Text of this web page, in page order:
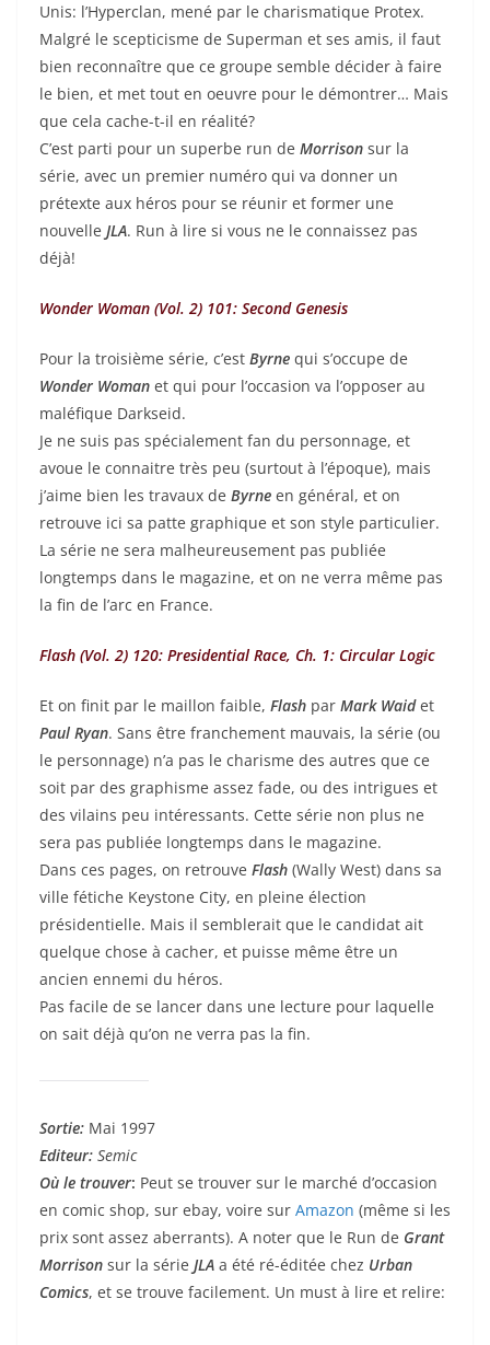
Unis: l’Hyperclan, mené par le charismatique Protex.
Malgré le scepticisme de Superman et ses amis, il faut
bien reconnaître que ce groupe semble décider à faire
le bien, et met tout en oeuvre pour le démontrer… Mais
que cela cache-t-il en réalité?
C’est parti pour un superbe run de Morrison sur la
série, avec un premier numéro qui va donner un
prétexte aux héros pour se réunir et former une
nouvelle JLA. Run à lire si vous ne le connaissez pas
déjà!
Wonder Woman (Vol. 2) 101: Second Genesis
Pour la troisième série, c’est Byrne qui s’occupe de
Wonder Woman et qui pour l’occasion va l’opposer au
maléfique Darkseid.
Je ne suis pas spécialement fan du personnage, et
avoue le connaitre très peu (surtout à l’époque), mais
j’aime bien les travaux de Byrne en général, et on
retrouve ici sa patte graphique et son style particulier.
La série ne sera malheureusement pas publiée
longtemps dans le magazine, et on ne verra même pas
la fin de l’arc en France.
Flash (Vol. 2) 120: Presidential Race, Ch. 1: Circular Logic
Et on finit par le maillon faible, Flash par Mark Waidet
Paul Ryan. Sans être franchement mauvais, la série (ou
le personnage) n’a pas le charisme des autres que ce
soit par des graphisme assez fade, ou des intrigues et
des vilains peu intéressants. Cette série non plus ne
sera pas publiée longtemps dans le magazine.
Dans ces pages, on retrouve Flash (Wally West) dans sa
ville fétiche Keystone City, en pleine élection
présidentielle. Mais il semblerait que le candidat ait
quelque chose à cacher, et puisse même être un
ancien ennemi du héros.
Pas facile de se lancer dans une lecture pour laquelle
on sait déjà qu’on ne verra pas la fin.
Sortie: Mai 1997
Editeur: Semic
Où le trouver: Peut se trouver sur le marché d’occasion
en comic shop, sur ebay, voire sur Amazon (même si les
prix sont assez aberrants). A noter que le Run de Grant
Morrison sur la série JLA a été ré-éditée chez Urban
Comics, et se trouve facilement. Un must à lire et relire: